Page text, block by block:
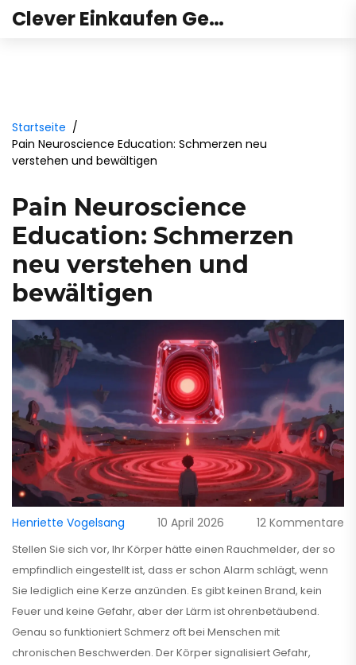
Clever Einkaufen Gesundheit
Startseite
Pain Neuroscience Education: Schmerzen neu
verstehen und bewältigen
Pain Neuroscience
Education: Schmerzen
neu verstehen und
bewältigen
Henriette Vogelsang 10 April 2026 12 Kommentare
Stellen Sie sich vor, Ihr Körper hätte einen Rauchmelder, der so
empfindlich eingestellt ist, dass er schon Alarm schlägt, wenn
Sie lediglich eine Kerze anzünden. Es gibt keinen Brand, kein
Feuer und keine Gefahr, aber der Lärm ist ohrenbetäubend.
Genau so funktioniert Schmerz oft bei Menschen mit
chronischen Beschwerden. Der Körper signalisiert Gefahr,